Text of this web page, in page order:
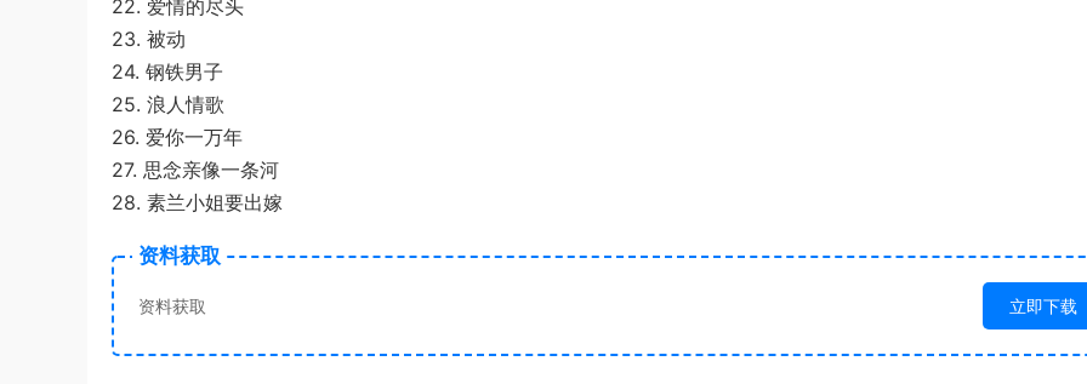
22. 爱情的尽头
23. 被动
24. 钢铁男子
25. 浪人情歌
26. 爱你一万年
27. 思念亲像一条河
28. 素兰小姐要出嫁
资料获取
资料获取 立即下载